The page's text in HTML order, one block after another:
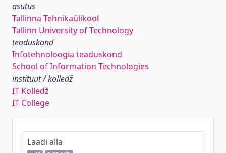
asutus
Tallinna Tehnikaülikool
Tallinn University of Technology
teaduskond
Infotehnoloogia teaduskond
School of Information Technologies
instituut / kolledž
IT Kolledž
IT College
Laadi alla